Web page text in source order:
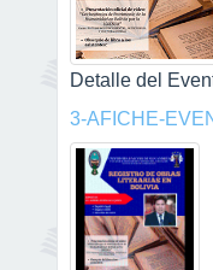
Detalle del
3-AFICHE-